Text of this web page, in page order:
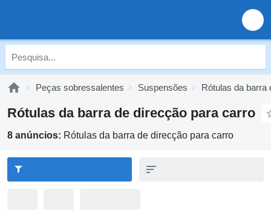
Peças sobressalentes Suspensões Rótulas da barra
Rótulas da barra de direcção para carro
8 anúncios: Rótulas da barra de direcção para carro